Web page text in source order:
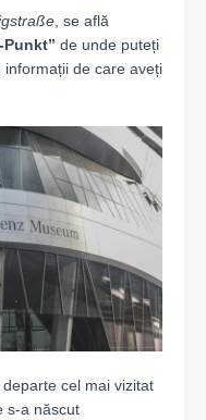
, se află
de unde puteți
de care aveți
cel mai vizitat
s-a născut